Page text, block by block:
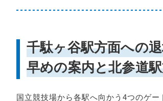
千駄ヶ谷駅方面への
早めの案内と北参道
国立競技場から各駅へ向かう4つのゲ